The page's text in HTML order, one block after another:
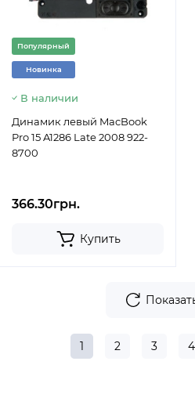
Популярный
Новинка
В наличии
Динамик левый MacBook
Pro 15 A1286 Late 2008 922-
8700
366.30грн.
Купить
1 2 3 4